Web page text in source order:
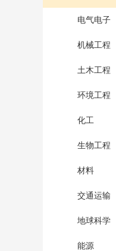
电气电子
机械工程
土木工程
环境工程
化工
生物工程
材料
交通运输
地球科学
能源